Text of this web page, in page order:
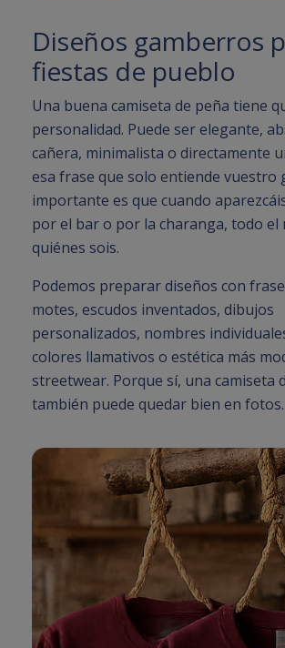
Diseños gamberros
fiestas de pueblo
Una buena camiseta de peña tiene
personalidad. Puede ser elegante,
cañera, minimalista o directamente
esa frase que solo entiende vuestro
importante es que cuando
por el bar o por la charanga, todo el
quiénes sois.
Podemos preparar diseños con
motes, escudos inventados, dibujos
personalizados, nombres
colores llamativos o estética más
streetwear. Porque sí, una camiseta
también puede quedar bien en fotos.